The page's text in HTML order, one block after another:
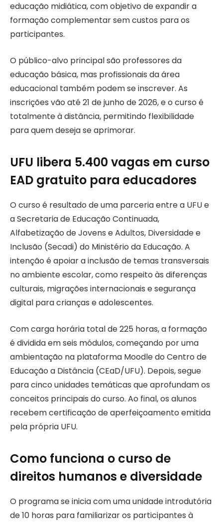
educação midiática, com objetivo de expandir a
formação complementar sem custos para os
participantes.
O público-alvo principal são professores da
educação básica, mas profissionais da área
educacional também podem se inscrever. As
inscrições vão até 21 de junho de 2026, e o curso é
totalmente à distância, permitindo flexibilidade
para quem deseja se aprimorar.
UFU libera 5.400 vagas em curso
EAD gratuito para educadores
O curso é resultado de uma parceria entre a UFU e
a Secretaria de Educação Continuada,
Alfabetização de Jovens e Adultos, Diversidade e
Inclusão (Secadi) do Ministério da Educação. A
intenção é apoiar a inclusão de temas transversais
no ambiente escolar, como respeito às diferenças
culturais, migrações internacionais e segurança
digital para crianças e adolescentes.
Com carga horária total de 225 horas, a formação
é dividida em seis módulos, começando por uma
ambientação na plataforma Moodle do Centro de
Educação a Distância (CEaD/UFU). Depois, segue
para cinco unidades temáticas que aprofundam os
conceitos principais do curso. Ao final, os alunos
recebem certificação de aperfeiçoamento emitida
pela própria UFU.
Como funciona o curso de
direitos humanos e diversidade
O programa se inicia com uma unidade introdutória
de 10 horas para familiarizar os participantes à